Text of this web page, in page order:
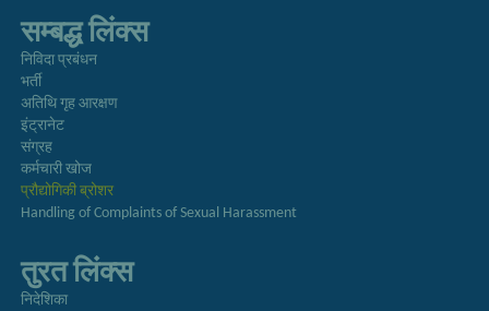
सम्बद्ध लिंक्स
निविदा प्रबंधन
भर्ती
अतिथि गृह आरक्षण
इंट्रानेट
संग्रह
कर्मचारी खोज
प्रौद्योगिकी ब्रोशर
Handling of Complaints of Sexual Harassment
तुरत लिंक्स
निदेशिका